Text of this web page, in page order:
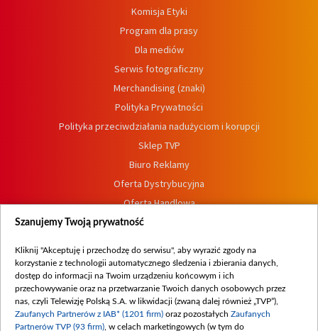
Komisja Etyki
Program dla prasy
Dla mediów
Serwis fotograficzny
Merchandising (znaki)
Polityka Prywatności
Polityka przeciwdziałania nadużyciom i korupcji
Sklep TVP
Biuro Reklamy
Oferta Dystrybucyjna
Oferta Handlowa
Dostępność
Procedura zgłoszeń wewnętrznych
Szanujemy Twoją prywatność
Kliknij "Akceptuję i przechodzę do serwisu", aby wyrazić zgody na
korzystanie z technologii automatycznego śledzenia i zbierania danych,
dostęp do informacji na Twoim urządzeniu końcowym i ich
przechowywanie oraz na przetwarzanie Twoich danych osobowych przez
nas, czyli Telewizję Polską S.A. w likwidacji (zwaną dalej również „TVP”),
Zaufanych Partnerów z IAB* (1201 firm) oraz pozostałych Zaufanych
Partnerów TVP (93 firm) , w celach marketingowych (w tym do